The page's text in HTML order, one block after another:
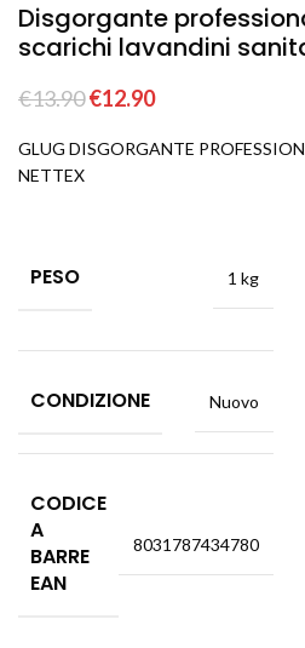
Disgorgante
scarichi lavandini
€13.90€12.90
GLUG DISGORGANTE
NETTEX
PESO 1 kg
CONDIZIONE Nuovo
CODICE
A
BARRE
EAN
8031787434780